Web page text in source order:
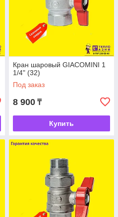
Кран шаровый GIACOMINI 1
1/4" (32)
Под заказ
8 900 ₸
Купить